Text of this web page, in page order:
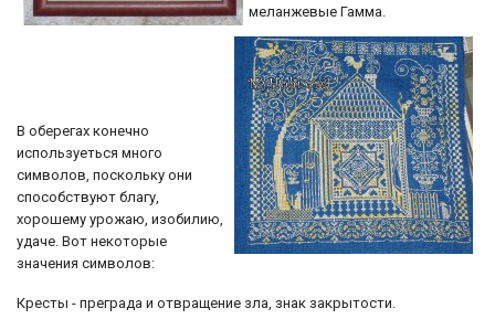
меланжевые Гамма.
В оберегах конечно
используеться много
символов, поскольку они
способствуют благу,
хорошему урожаю, изобилию,
удаче. Вот некоторые
значения символов:
Кресты - преграда и отвращение зла, знак закрытости.